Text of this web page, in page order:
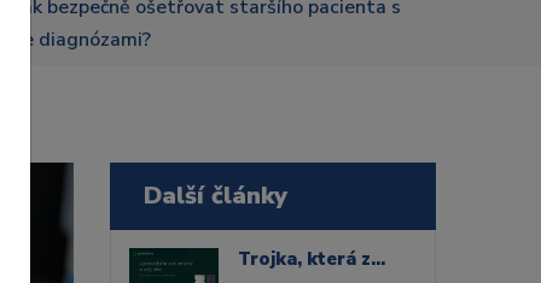
Jak bezpečně ošetřovat staršího pacienta s
více diagnózami?
Další články
Trojka, která zvládne všechno. Méně výrobků ve vaší zásuvce!